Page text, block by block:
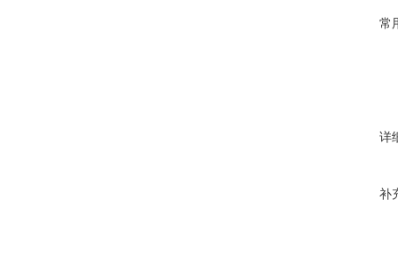
常
详
补